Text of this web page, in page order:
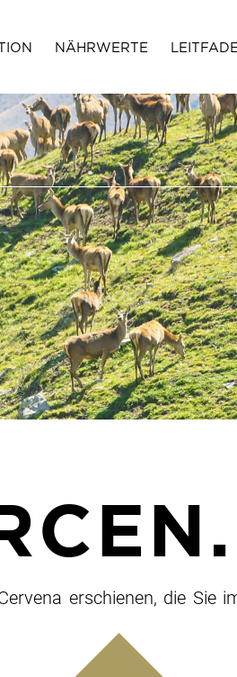
NÄHRWERTE
erschienen, die Sie